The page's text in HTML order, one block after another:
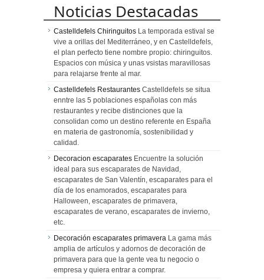
Noticias Destacadas
Castelldefels Chiringuitos La temporada estival se
vive a orillas del Mediterráneo, y en Castelldefels,
el plan perfecto tiene nombre propio: chiringuitos.
Espacios con música y unas vsistas maravillosas
para relajarse frente al mar.
Castelldefels Restaurantes Castelldefels se situa
enntre las 5 poblaciones españolas con más
restaurantes y recibe distinciones que la
consolidan como un destino referente en España
en materia de gastronomía, sostenibilidad y
calidad.
Decoracion escaparates Encuentre la solución
ideal para sus escaparates de Navidad,
escaparates de San Valentín, escaparates para el
día de los enamorados, escaparates para
Halloween, escaparates de primavera,
escaparates de verano, escaparates de invierno,
etc.
Decoración escaparates primavera La gama más
amplia de artículos y adornos de decoración de
primavera para que la gente vea tu negocio o
empresa y quiera entrar a comprar.